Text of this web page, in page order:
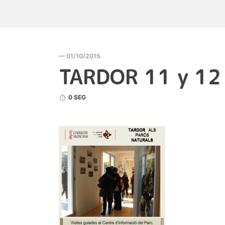
— 01/10/2015
TARDOR 11 y
0 SEG